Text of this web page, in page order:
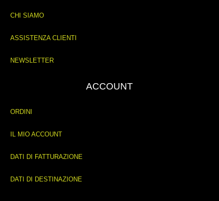
CHI SIAMO
ASSISTENZA CLIENTI
NEWSLETTER
ACCOUNT
ORDINI
IL MIO ACCOUNT
DATI DI FATTURAZIONE
DATI DI DESTINAZIONE